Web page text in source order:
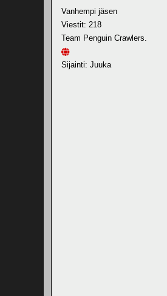
Vanhempi jäsen
Viestit: 218
Team Penguin Crawlers.
Sijainti: Juuka